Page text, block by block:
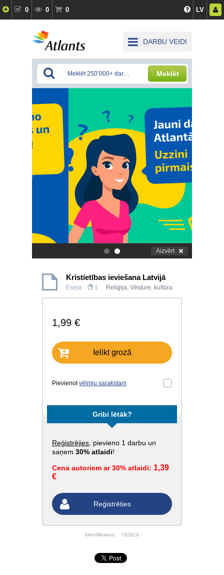
0 0 0 LV
DARBU VEIDI
Meklēt
. Aizvērt
Kristietības ieviešana Latvijā
Eseja 1 Reliģija, Vēsture, kultūra
1,99 €
Ielikt grozā
Pievienotvēlmju sarakstam
Gribi lētāk?
Reģistrējies , pievieno 1 darbu un
saņem 30% atlaidi!
Cena autoriem ar 30% atlaidi: 1,39
€
Reģistrēties
Identifikators: 782829